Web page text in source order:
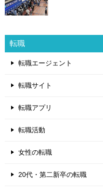
転職
転職エージェント
転職サイト
転職アプリ
転職活動
女性の転職
20代・第二新卒の転職